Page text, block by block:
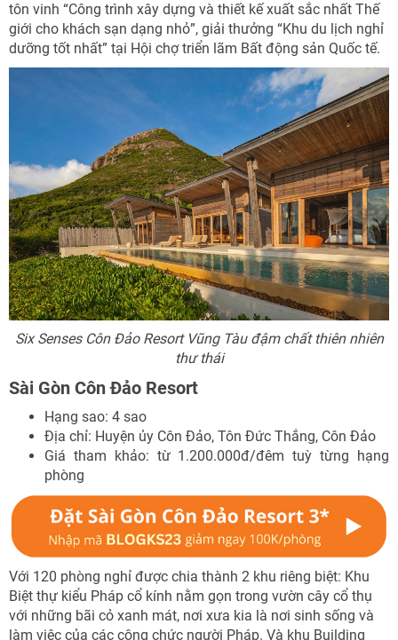
tôn vinh “Công trình xây dựng và thiết kế xuất sắc nhất Thế
giới cho khách sạn dạng nhỏ”, giải thưởng “Khu du lịch nghỉ
dưỡng tốt nhất” tại Hội chợ triển lãm Bất động sản Quốc tế.
Six Senses Côn Đảo Resort Vũng Tàu đậm chất thiên nhiên
thư thái
Sài Gòn Côn Đảo Resort
Hạng sao: 4 sao
Địa chỉ: Huyện ủy Côn Đảo, Tôn Đức Thắng, Côn Đảo
Giá tham khảo: từ 1.200.000đ/đêm tuỳ từng hạng
phòng
Với 120 phòng nghỉ được chia thành 2 khu riêng biệt: Khu
Biệt thự kiểu Pháp cổ kính nằm gọn trong vườn cây cổ thụ
với những bãi cỏ xanh mát, nơi xưa kia là nơi sinh sống và
làm việc của các công chức người Pháp. Và khu Building